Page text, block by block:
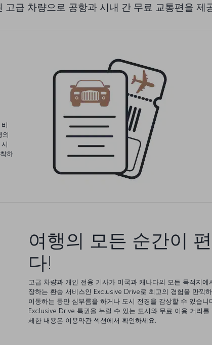
고급 차량으로 공항과 시내 간 무료 교통편을 제
의
하
여행의 모든 순간이
다!
고급 차량과 개인 전용 기사가 미국과 캐나다의 모든 목적지에
장하는 환승 서비스인 Exclusive Drive로 최고의 경험을 만끽
이동하는 동안 심부름을 하거나 도시 전경을 감상할 수 있습니
Exclusive Drive 특권을 누릴 수 있는 도시와 무료 이용 거리를
세한 내용은 이용약관 섹션에서 확인하세요.